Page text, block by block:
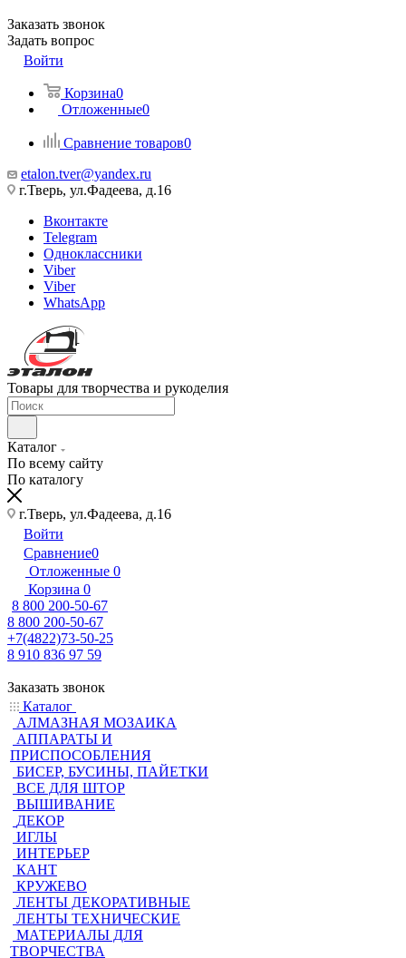
Заказать звонок
Задать вопрос
Войти
Корзина0
Отложенные0
Сравнение товаров0
etalon.tver@yandex.ru
г.Тверь, ул.Фадеева, д.16
Вконтакте
Telegram
Одноклассники
Viber
Viber
WhatsApp
Товары для творчества и рукоделия
Каталог
По всему сайту
По каталогу
г.Тверь, ул.Фадеева, д.16
Войти
Сравнение0
Отложенные 0
Корзина 0
8 800 200-50-67
8 800 200-50-67
+7(4822)73-50-25
8 910 836 97 59
Заказать звонок
Каталог
АЛМАЗНАЯ МОЗАИКА
АППАРАТЫ И
ПРИСПОСОБЛЕНИЯ
БИСЕР, БУСИНЫ, ПАЙЕТКИ
ВСЕ ДЛЯ ШТОР
ВЫШИВАНИЕ
ДЕКОР
ИГЛЫ
ИНТЕРЬЕР
КАНТ
КРУЖЕВО
ЛЕНТЫ ДЕКОРАТИВНЫЕ
ЛЕНТЫ ТЕХНИЧЕСКИЕ
МАТЕРИАЛЫ ДЛЯ
ТВОРЧЕСТВА